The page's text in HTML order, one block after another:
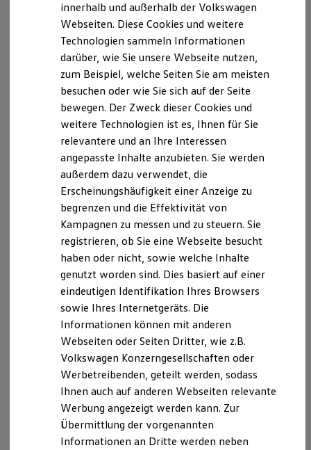
Reichweite im Winter
Rekuperation
Laden
Laden unterwegs
Laden Zuhause
Ladestationen finden
Ladezeitensimulator
Sicherheit
Garantie und Lebensdauer
Nachhaltigkeit
Kosten und Kauf
Verbrauchskosten
Kaufoptionen
E-Auto-Förderung
Software und Konnektivität
Die ID. Software 6
ID. Software Versionen und Updates
Digitale Extras
Schnittstellen zu Ihrem ID.
Hybridautos
Marke und Erlebnis
Volkswagen R und R Experience
R-Modelle
R Experience
Driving Experience
Werkbesichtigung
Factory visit
Lifestyle Shop
Golf Kollektion
ID. Kollektion
Volkswagen Kollektion
Nutzungsbedingungen
Datenschutzerklärungen
Cookie-Richtlinie
Lizenzhinweise Dritter
Angaben zum Digital Services Act (DSA)
EU Data Act
Produktsicherheitsinformationen
Vertrag Widerrufen
Disclaimer von Volkswagen AG
Die in dieser Darstellung gezeigten Fahrzeuge und
Ausstattungen können in einzelnen Details vom aktuellen
deutschen Lieferprogramm abweichen. Abgebildet sind
teilweise Sonderausstattungen der Fahrzeuge gegen
Mehrpreis.
Bitte beachten Sie auch unseren Konfigurator für eine
Übersicht der aktuell verfügbaren Modelle und Ausstattungen.
Die angegebenen Verbrauchs- und Emissionswerte beziehen
sich nicht auf ein einzelnes Fahrzeug und sind nicht Bestandteil
des Angebots, sondern dienen allein Vergleichszwecken
zwischen den verschiedenen Fahrzeugtypen.
Zusatzausstattungen undZubehör(Anbauteile, Reifenformat
usw.) können relevante Fahrzeugparameter, wie z. B.
Rollwiderstand und Aerodynamik verändern und neben
Witterungs- und Verkehrsbedingungen sowie dem
individuellen Fahrverhalten den Kraftstoffverbrauch, den
Stromverbrauch, die CO₂-Emissionen und die
Fahrleistungswerte eines Fahrzeugs beeinflussen.
innerhalb und außerhalb der Volkswagen
Webseiten. Diese Cookies und weitere
Technologien sammeln Informationen
darüber, wie Sie unsere Webseite nutzen,
zum Beispiel, welche Seiten Sie am meisten
besuchen oder wie Sie sich auf der Seite
bewegen. Der Zweck dieser Cookies und
weitere Technologien ist es, Ihnen für Sie
relevantere und an Ihre Interessen
angepasste Inhalte anzubieten. Sie werden
außerdem dazu verwendet, die
Erscheinungshäufigkeit einer Anzeige zu
begrenzen und die Effektivität von
Kampagnen zu messen und zu steuern. Sie
registrieren, ob Sie eine Webseite besucht
haben oder nicht, sowie welche Inhalte
genutzt worden sind. Dies basiert auf einer
eindeutigen Identifikation Ihres Browsers
sowie Ihres Internetgeräts. Die
Informationen können mit anderen
Webseiten oder Seiten Dritter, wie z.B.
Volkswagen Konzerngesellschaften oder
Werbetreibenden, geteilt werden, sodass
Ihnen auch auf anderen Webseiten relevante
Werbung angezeigt werden kann. Zur
Übermittlung der vorgenannten
Informationen an Dritte werden neben